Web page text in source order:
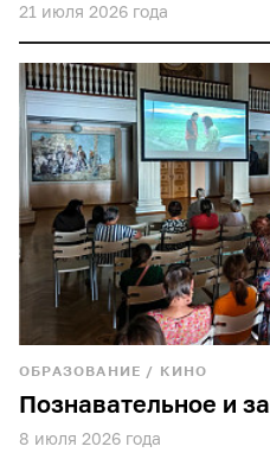
21 июля 2026 года
ОБРАЗОВАНИЕ / КИНО
Познавательное и
8 июля 2026 года